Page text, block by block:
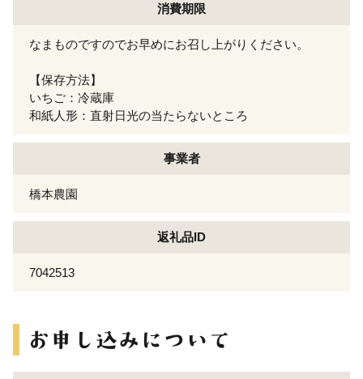
消費期限
なまものですのでお早めにお召し上がりください。
【保存方法】
いちご：冷蔵庫
和紙人形：直射日光の当たらないところ
事業者
橋本農園
返礼品ID
7042513